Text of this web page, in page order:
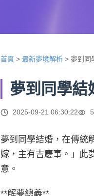
首頁 > 最新夢境解析 > 夢到同
夢到同學結
2025-09-21 06:30:22
夢到同學結婚，在傳統
嫁，主有吉慶事。」此
意。
**解夢總義**